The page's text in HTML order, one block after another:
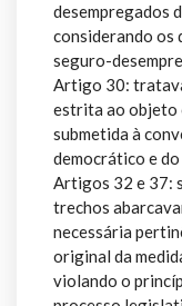
desempregados
considerando os
seguro-
Artigo 30:
estrita ao objeto
submetida à
democrático e
Artigos 32 e 37:
trechos
necessária
original da
violando o